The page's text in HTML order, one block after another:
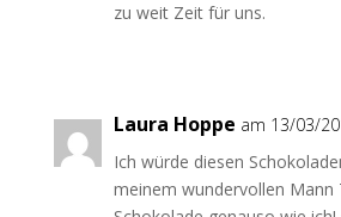
zu weit Zeit für uns.
Laura Hoppe am 13/03/
Ich würde diesen
meinem wundervollen Mann